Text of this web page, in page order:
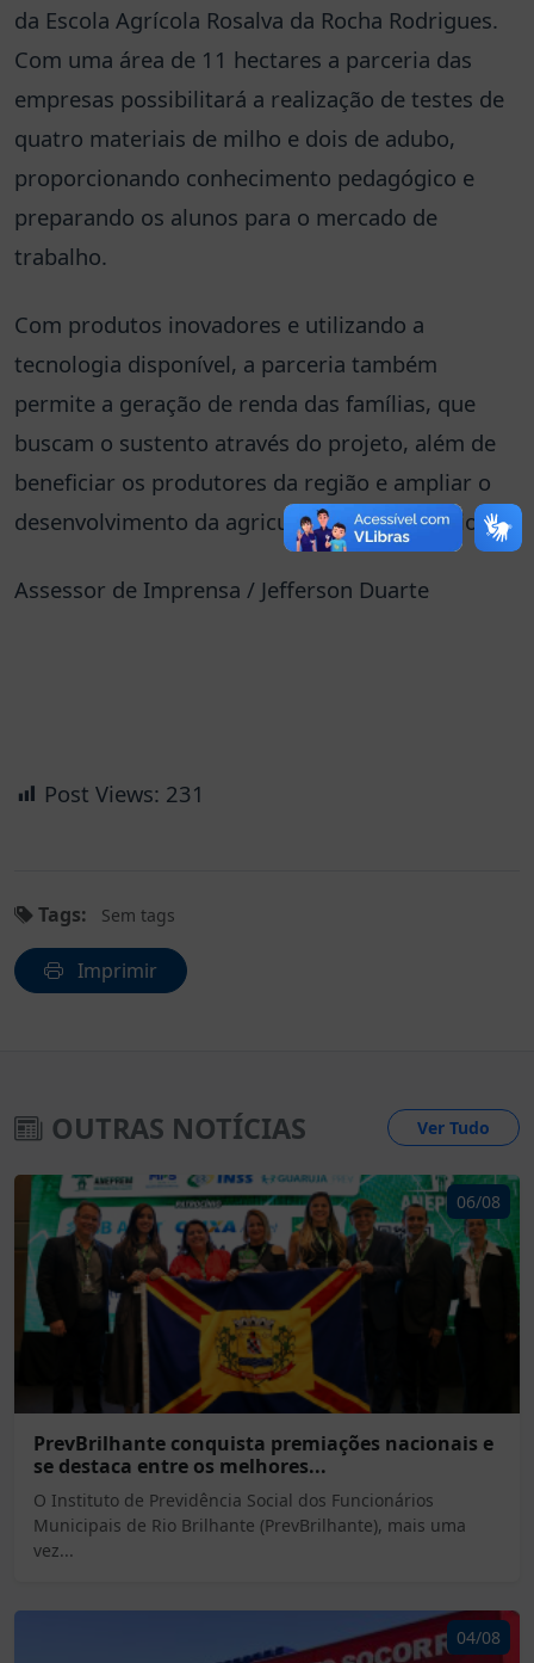
da Escola Agrícola Rosalva da Rocha Rodrigues.
Com uma área de 11 hectares a parceria das
empresas possibilitará a realização de testes de
quatro materiais de milho e dois de adubo,
proporcionando conhecimento pedagógico e
preparando os alunos para o mercado de
trabalho.
Com produtos inovadores e utilizando a
tecnologia disponível, a parceria também
permite a geração de renda das famílias, que
buscam o sustento através do projeto, além de
beneficiar os produtores da região e ampliar o
desenvolvimento da agricultura no município.
Assessor de Imprensa / Jefferson Duarte
Post Views: 231
Tags: Sem tags
Imprimir
OUTRAS NOTÍCIAS Ver Tudo
06/08
PrevBrilhante conquista premiações nacionais e
se destaca entre os melhores...
O Instituto de Previdência Social dos Funcionários
Municipais de Rio Brilhante (PrevBrilhante), mais uma
vez...
04/08